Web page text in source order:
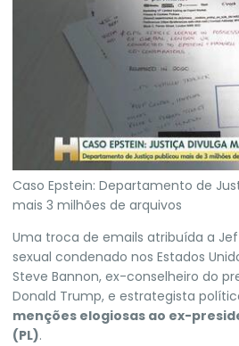
Caso Epstein: Departamento de
mais 3 milhões de arquivos
Uma troca de emails atribuída a
sexual condenado nos Estados
Steve Bannon, ex-conselheiro do
Donald Trump, e estrategista
menções elogiosas ao ex-
(PL).